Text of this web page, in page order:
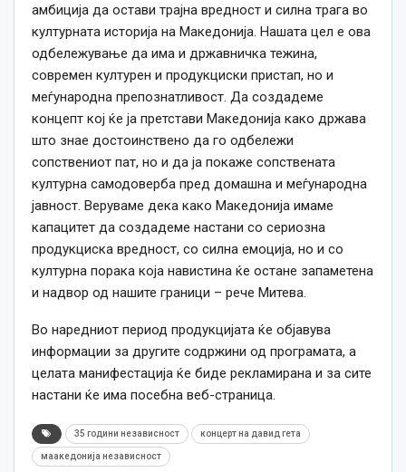
амбиција да остави трајна вредност и силна трага во
културната историја на Македонија. Нашата цел е ова
одбележување да има и државничка тежина,
современ културен и продукциски пристап, но и
меѓународна препознатливост. Да создадеме
концепт кој ќе ја претстави Македонија како држава
што знае достоинствено да го одбележи
сопствениот пат, но и да ја покаже сопствената
културна самодоверба пред домашна и меѓународна
јавност. Веруваме дека како Македонија имаме
капацитет да создадеме настани со сериозна
продукциска вредност, со силна емоција, но и со
културна порака која навистина ќе остане запаметена
и надвор од нашите граници – рече Митева.
Во наредниот период продукцијата ќе објавува
информации за другите содржини од програмата, а
целата манифестација ќе биде рекламирана и за сите
настани ќе има посебна веб-страница.
35 години независност концерт на давид гета
маакедонија независност